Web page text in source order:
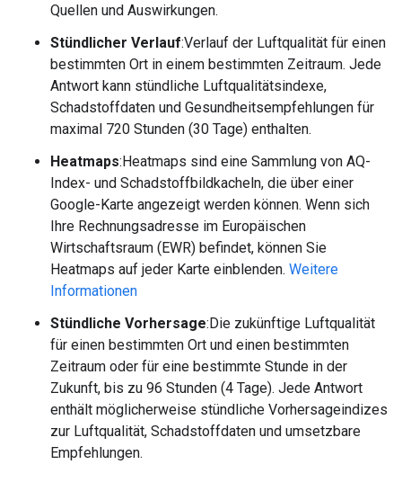
Quellen und Auswirkungen.
Stündlicher Verlauf:Verlauf der Luftqualität für einen
bestimmten Ort in einem bestimmten Zeitraum. Jede
Antwort kann stündliche Luftqualitätsindexe,
Schadstoffdaten und Gesundheitsempfehlungen für
maximal 720 Stunden (30 Tage) enthalten.
Heatmaps:Heatmaps sind eine Sammlung von AQ-
Index- und Schadstoffbildkacheln, die über einer
Google-Karte angezeigt werden können. Wenn sich
Ihre Rechnungsadresse im Europäischen
Wirtschaftsraum (EWR) befindet, können Sie
Heatmaps auf jeder Karte einblenden. Weitere
Informationen
Stündliche Vorhersage:Die zukünftige Luftqualität
für einen bestimmten Ort und einen bestimmten
Zeitraum oder für eine bestimmte Stunde in der
Zukunft, bis zu 96 Stunden (4 Tage). Jede Antwort
enthält möglicherweise stündliche Vorhersageindizes
zur Luftqualität, Schadstoffdaten und umsetzbare
Empfehlungen.